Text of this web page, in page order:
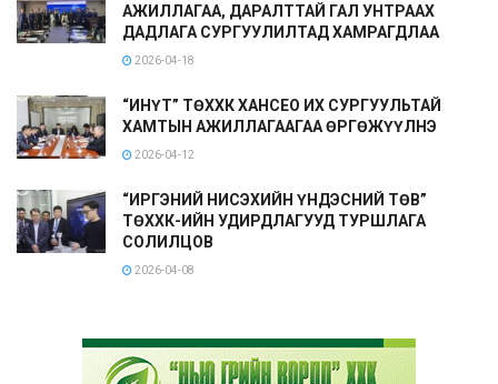
АЖИЛЛАГАА, ДАРАЛТТАЙ ГАЛ УНТРААХ
ДАДЛАГА СУРГУУЛИЛТАД ХАМРАГДЛАА
2026-04-18
“ИНҮТ” ТӨХХК ХАНСЕО ИХ СУРГУУЛЬТАЙ
ХАМТЫН АЖИЛЛАГААГАА ӨРГӨЖҮҮЛНЭ
2026-04-12
“ИРГЭНИЙ НИСЭХИЙН ҮНДЭСНИЙ ТӨВ”
ТӨХХК-ИЙН УДИРДЛАГУУД ТУРШЛАГА
СОЛИЛЦОВ
2026-04-08